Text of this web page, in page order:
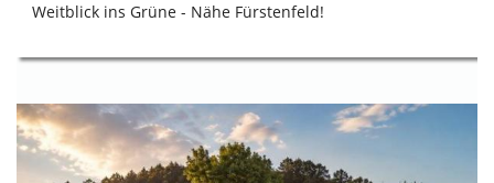
Weitblick ins Grüne - Nähe Fürstenfeld!